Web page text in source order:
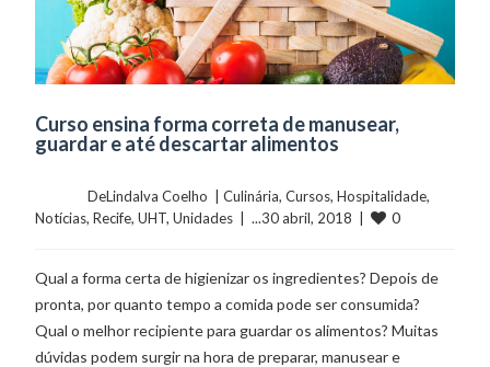
Curso ensina forma correta de manusear,
guardar e até descartar alimentos
	    	DeLindalva Coelho  |
Culinária, Cursos, Hospitalidade
Notícias, Recife, UHT, Unidades
  |  ...30 abril, 2018  |
0
Qual a forma certa de higienizar os ingredientes? Depois de
pronta, por quanto tempo a comida pode ser consumida?
Qual o melhor recipiente para guardar os alimentos? Muitas
dúvidas podem surgir na hora de preparar, manusear e